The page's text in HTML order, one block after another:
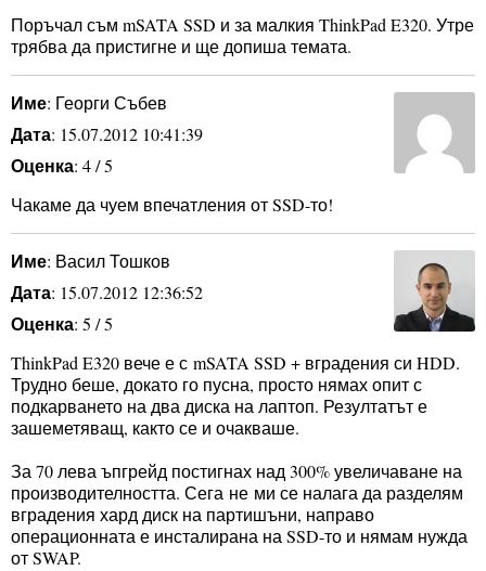
Поръчал съм mSATA SSD и за малкия ThinkPad E320. Утре
трябва да пристигне и ще допиша темата.
Име: Георги Събев
Дата: 15.07.2012 10:41:39
Оценка: 4 / 5
Чакаме да чуем впечатления от SSD-то!
Име: Васил Тошков
Дата: 15.07.2012 12:36:52
Оценка: 5 / 5
ThinkPad E320 вече е с mSATA SSD + вградения си HDD.
Трудно беше, докато го пусна, просто нямах опит с
подкарването на два диска на лаптоп. Резултатът е
зашеметяващ, както се и очакваше.
За 70 лева ъпгрейд постигнах над 300% увеличаване на
производителността. Сега не ми се налага да разделям
вградения хард диск на партишъни, направо
операционната е инсталирана на SSD-то и нямам нужда
от SWAP.